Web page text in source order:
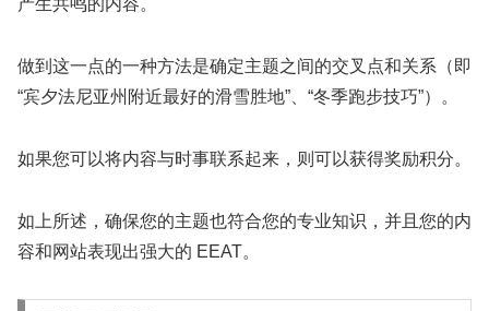
产生共鸣的内容。
做到这一点的一种方法是确定主题之间的交叉点和关系（即
“宾夕法尼亚州附近最好的滑雪胜地”、“冬季跑步技巧”）。
如果您可以将内容与时事联系起来，则可以获得奖励积分。
如上所述，确保您的主题也符合您的专业知识，并且您的内
容和网站表现出强大的 EEAT。